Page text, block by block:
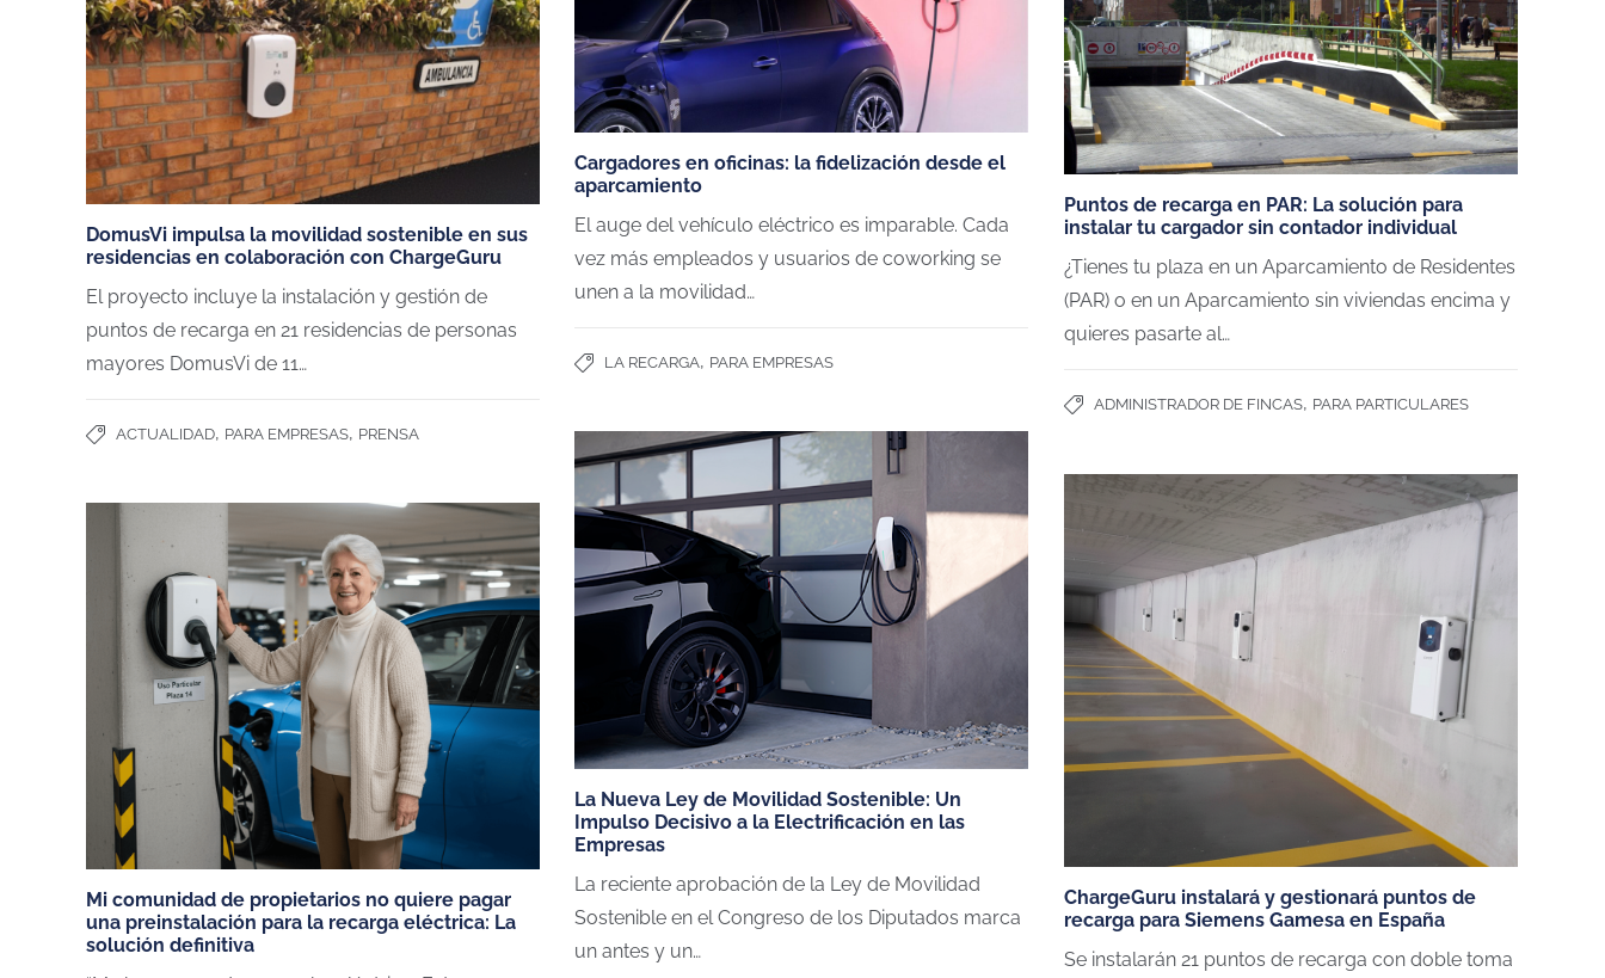
DomusVi impulsa la movilidad sostenible en sus
residencias en colaboración con ChargeGuru
El proyecto incluye la instalación y gestión de
puntos de recarga en 21 residencias de personas
mayores DomusVi de 11…
ACTUALIDAD, PARA EMPRESAS, PRENSA
Cargadores en oficinas: la fidelización desde el
aparcamiento
El auge del vehículo eléctrico es imparable. Cada
vez más empleados y usuarios de coworking se
unen a la movilidad…
LA RECARGA, PARA EMPRESAS
Puntos de recarga en PAR: La solución para
instalar tu cargador sin contador individual
¿Tienes tu plaza en un Aparcamiento de Residentes
(PAR) o en un Aparcamiento sin viviendas encima y
quieres pasarte al…
ADMINISTRADOR DE FINCAS, PARA PARTICULARES
La Nueva Ley de Movilidad Sostenible: Un
Impulso Decisivo a la Electrificación en las
Empresas
La reciente aprobación de la Ley de Movilidad
Sostenible en el Congreso de los Diputados marca
un antes y un…
ChargeGuru instalará y gestionará puntos de
recarga para Siemens Gamesa en España
Se instalarán 21 puntos de recarga con doble toma
Mi comunidad de propietarios no quiere pagar
una preinstalación para la recarga eléctrica: La
solución definitiva